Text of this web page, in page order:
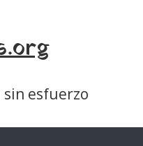
esfuerzo